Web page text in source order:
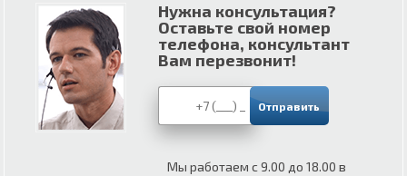
Нужна консультация?
Оставьте свой номер
телефона, консультант
Вам перезвонит!
Мы работаем с 9.00 до 18.00 в